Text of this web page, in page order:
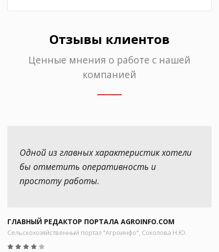
Отзывы клиентов
Ценные мнения о работе с нашей
компанией
Одной из главных характеристик хотели
бы отметить оперативность и
простоту работы.
ГЛАВНЫЙ РЕДАКТОР ПОРТАЛА AGROINFO.COM
Сельскохозяйственный портал "Агроинфо", Соколова Н.Ю.